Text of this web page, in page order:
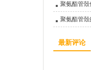
聚氨酯管
聚氨酯管殼
最新评论